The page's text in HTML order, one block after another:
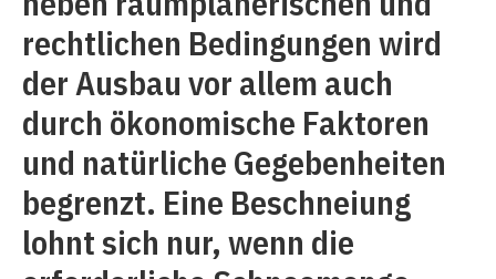
rechtlichen Bedingungen wird
der Ausbau vor allem auch
durch ökonomische Faktoren
und natürliche Gegebenheiten
begrenzt. Eine Beschneiung
lohnt sich nur, wenn die